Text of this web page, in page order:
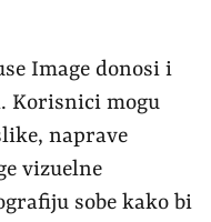
Image donosi i
Korisnici mogu
naprave
vizuelne
sobe kako bi